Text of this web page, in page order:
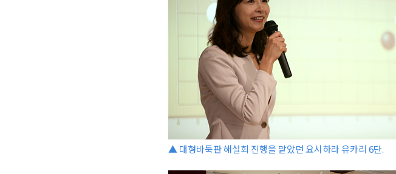
▲ 대형바둑판 해설회 진행을 맡았던 요시하라 유카리 6단.